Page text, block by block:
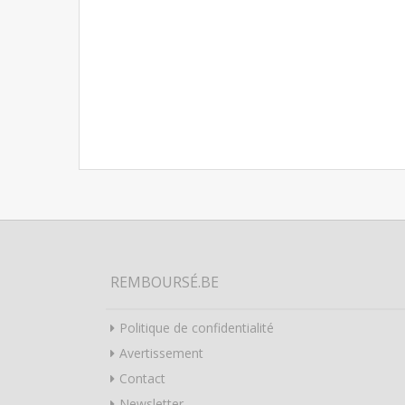
REMBOURSÉ.BE
Politique de confidentialité
Avertissement
Contact